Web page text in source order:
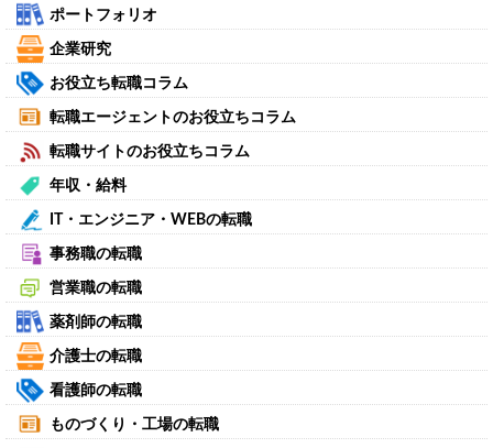
ポートフォリオ
企業研究
お役立ち転職コラム
転職エージェントのお役立ちコラム
転職サイトのお役立ちコラム
年収・給料
IT・エンジニア・WEBの転職
事務職の転職
営業職の転職
薬剤師の転職
介護士の転職
看護師の転職
ものづくり・工場の転職